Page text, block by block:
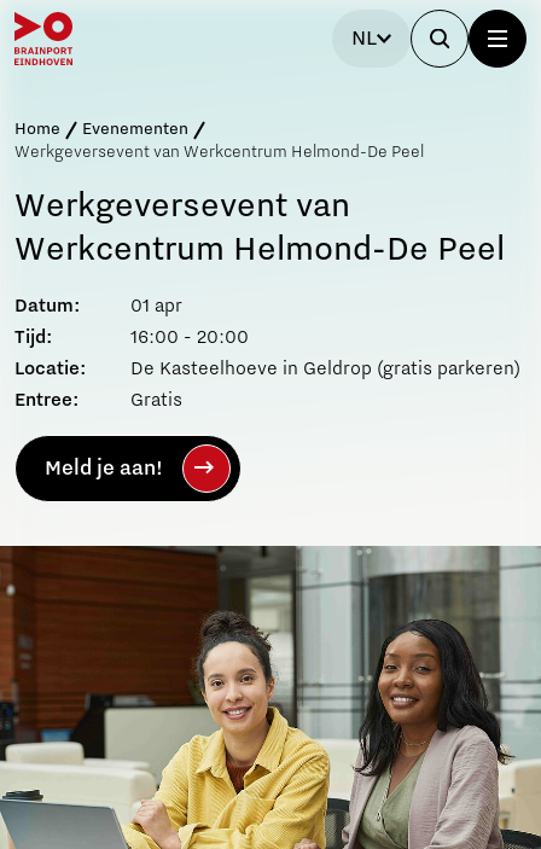
NL
Home
Evenementen
Werkgeversevent van Werkcentrum Helmond-De Peel
Werkgeversevent van
Werkcentrum Helmond-De Peel
Datum:
01 apr
Tijd:
16:00 - 20:00
Locatie:
De Kasteelhoeve in Geldrop (gratis parkeren)
Entree:
Gratis
Meld je aan!